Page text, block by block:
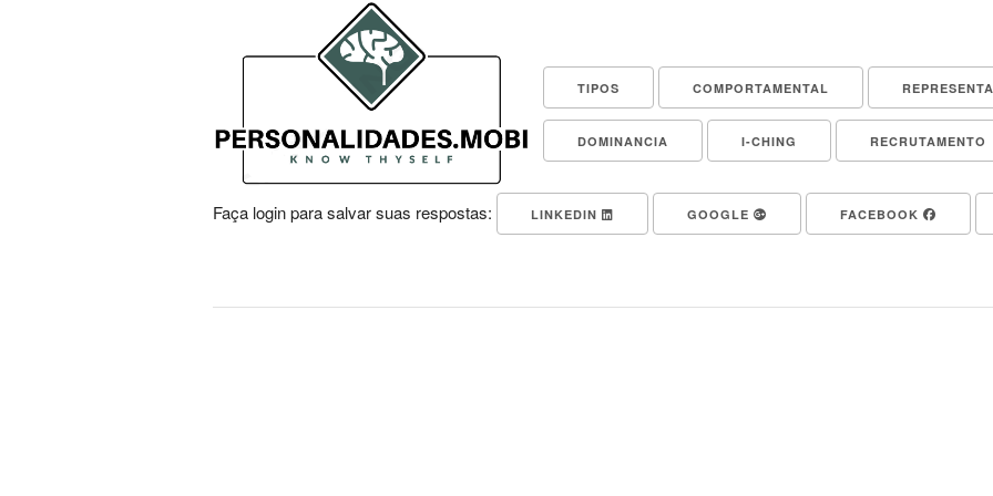
TIPOS COMPORTAMENTAL
DOMINANCIA I-CHING RECRUTAMENTO
Faça login para salvar suas respostas: LINKEDIN GOOGLE FACEBOOK